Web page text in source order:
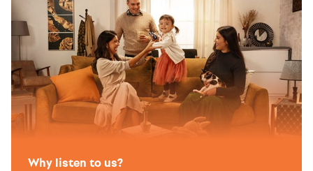
Why listen to us?